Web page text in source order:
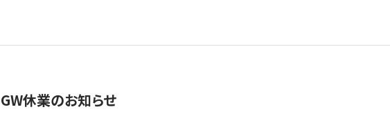
GW休業のお知らせ